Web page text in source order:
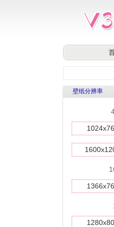
壁纸分辨率